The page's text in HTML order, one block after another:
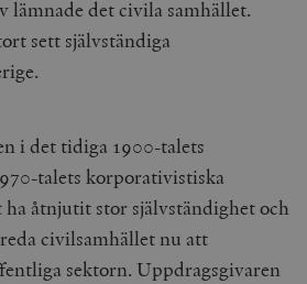
lämnade det civila samhället.
sett självständiga
i det tidiga 1900-talets
talets korporativistiska
ha åtnjutit stor självständighet och
civilsamhället nu att
sektorn. Uppdragsgivaren